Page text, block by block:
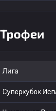
Трофеи
Лига
Суперкубок